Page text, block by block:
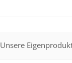
Unsere